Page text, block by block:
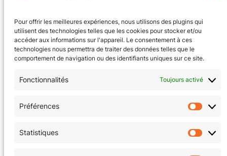
Pour offrir les meilleures expériences, nous utilisons des plugins qui
utilisent des technologies telles que les cookies pour stocker et/ou
accéder aux informations sur l'appareil. Le consentement à ces
technologies nous permettra de traiter des données telles que le
comportement de navigation ou des identifiants uniques sur ce site.
Fonctionnalités Toujours activé
Préférences
Statistiques